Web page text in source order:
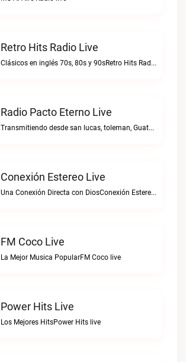
Retro Hits Radio Live
Clásicos en inglés 70s, 80s y 90sRetro Hits Radio live
Radio Pacto Eterno Live
Transmitiendo desde san lucas, toleman, Guatemala. Centro america.Radio Pacto Eterno live
Conexión Estereo Live
Una Conexión Directa con DiosConexión Estereo live
FM Coco Live
La Mejor Musica PopularFM Coco live
Power Hits Live
Los Mejores HitsPower Hits live